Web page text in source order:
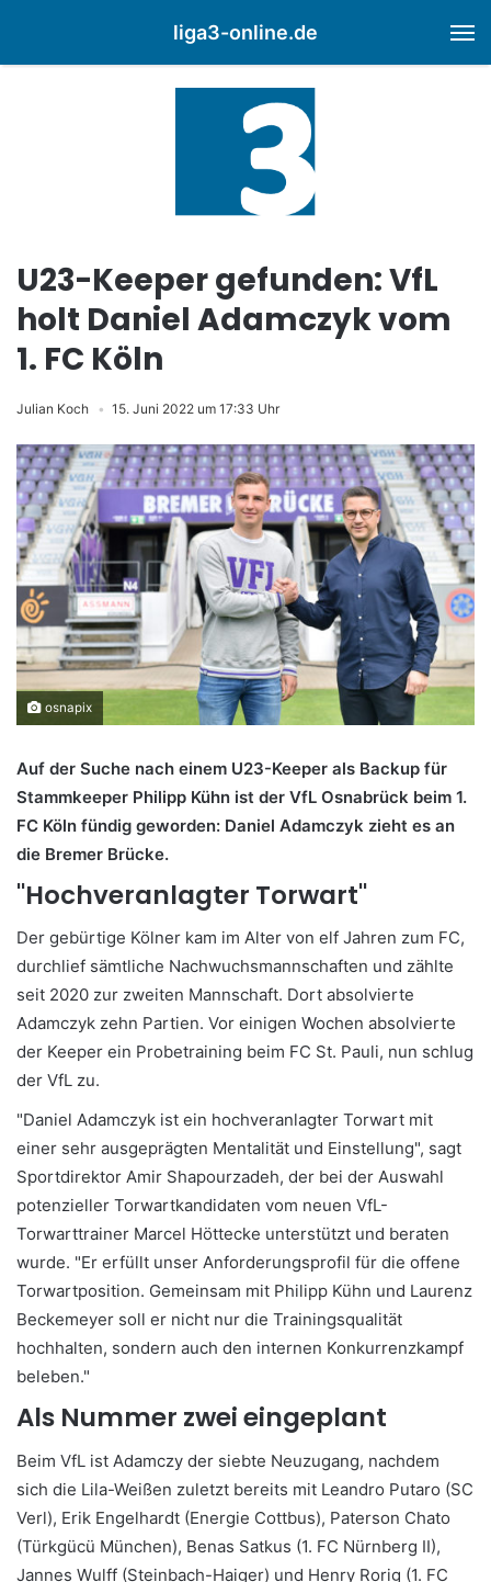
liga3-online.de
U23-Keeper gefunden: VfL
holt Daniel Adamczyk vom
1. FC Köln
Julian Koch 15. Juni 2022 um 17:33 Uhr
osnapix
Auf der Suche nach einem U23-Keeper als Backup für
Stammkeeper Philipp Kühn ist der VfL Osnabrück beim 1.
FC Köln fündig geworden: Daniel Adamczyk zieht es an
die Bremer Brücke.
"Hochveranlagter Torwart"
Der gebürtige Kölner kam im Alter von elf Jahren zum FC,
durchlief sämtliche Nachwuchsmannschaften und zählte
seit 2020 zur zweiten Mannschaft. Dort absolvierte
Adamczyk zehn Partien. Vor einigen Wochen absolvierte
der Keeper ein Probetraining beim FC St. Pauli, nun schlug
der VfL zu.
"Daniel Adamczyk ist ein hochveranlagter Torwart mit
einer sehr ausgeprägten Mentalität und Einstellung", sagt
Sportdirektor Amir Shapourzadeh, der bei der Auswahl
potenzieller Torwartkandidaten vom neuen VfL-
Torwarttrainer Marcel Höttecke unterstützt und beraten
wurde. "Er erfüllt unser Anforderungsprofil für die offene
Torwartposition. Gemeinsam mit Philipp Kühn und Laurenz
Beckemeyer soll er nicht nur die Trainingsqualität
hochhalten, sondern auch den internen Konkurrenzkampf
beleben."
Als Nummer zwei eingeplant
Beim VfL ist Adamczy der siebte Neuzugang, nachdem
sich die Lila-Weißen zuletzt bereits mit Leandro Putaro (SC
Verl), Erik Engelhardt (Energie Cottbus), Paterson Chato
(Türkgücü München), Benas Satkus (1. FC Nürnberg II),
Jannes Wulff (Steinbach-Haiger) und Henry Rorig (1. FC